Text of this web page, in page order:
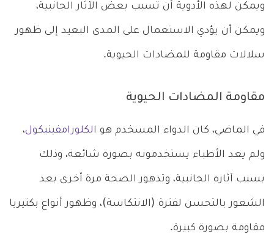
ويمكن لهذه الأدوية أن تسبب بعض الآثار الجانبية،
ويمكن أن يؤدي الاستعمال على المدى البعيد إلى ظهور
سلالات مقاومة للمضادات الحيوية.
مقاومة المضادات الحيوية
في الماضي، كان الدواء المسخدم هو الكلورامفينيكول،
ولم يعد الأطباء يستخدمونه بصورة شائعة، وذلك
بسبب آثاره الجانبية، وتدهور الصحة مرة أخرى بعد
الشعور بالتحسن لفترة (الانتكاسة)، وظهور أنواع بكتيريا
مقاومة بصورة كبيرة.